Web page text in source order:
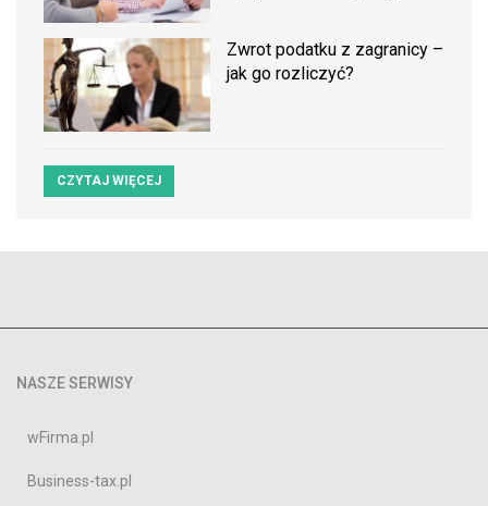
Zwrot podatku z zagranicy –
jak go rozliczyć?
CZYTAJ WIĘCEJ
NASZE SERWISY
wFirma.pl
Business-tax.pl